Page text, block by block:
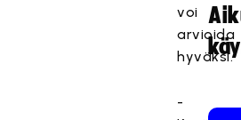
voi
arvioida
hyväksi.
-